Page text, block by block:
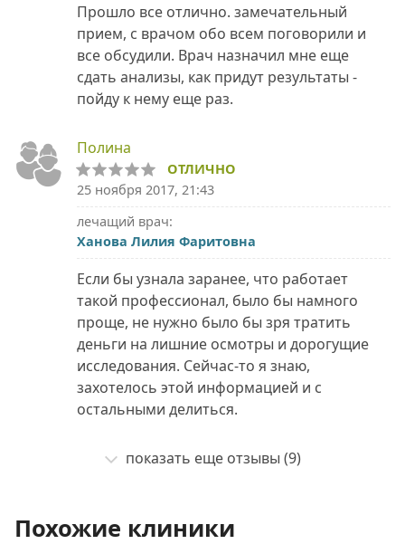
Прошло все отлично. замечательный
прием, с врачом обо всем поговорили и
все обсудили. Врач назначил мне еще
сдать анализы, как придут результаты -
пойду к нему еще раз.
Полина
ОТЛИЧНО
25 ноября 2017, 21:43
лечащий врач:
Ханова Лилия Фаритовна
Если бы узнала заранее, что работает
такой профессионал, было бы намного
проще, не нужно было бы зря тратить
деньги на лишние осмотры и дорогущие
исследования. Сейчас-то я знаю,
захотелось этой информацией и с
остальными делиться.
показать еще отзывы (9)
Похожие клиники